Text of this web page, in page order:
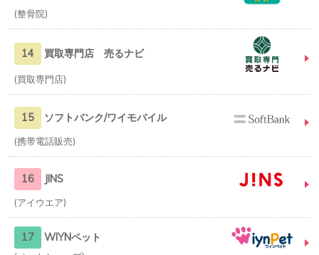
整骨院
14 買取専門店 売るナビ
買取専門店
15 ソフトバンク/ワイモバイル
携帯電話販売
16 JINS
アイウエア
17 WIYNペット